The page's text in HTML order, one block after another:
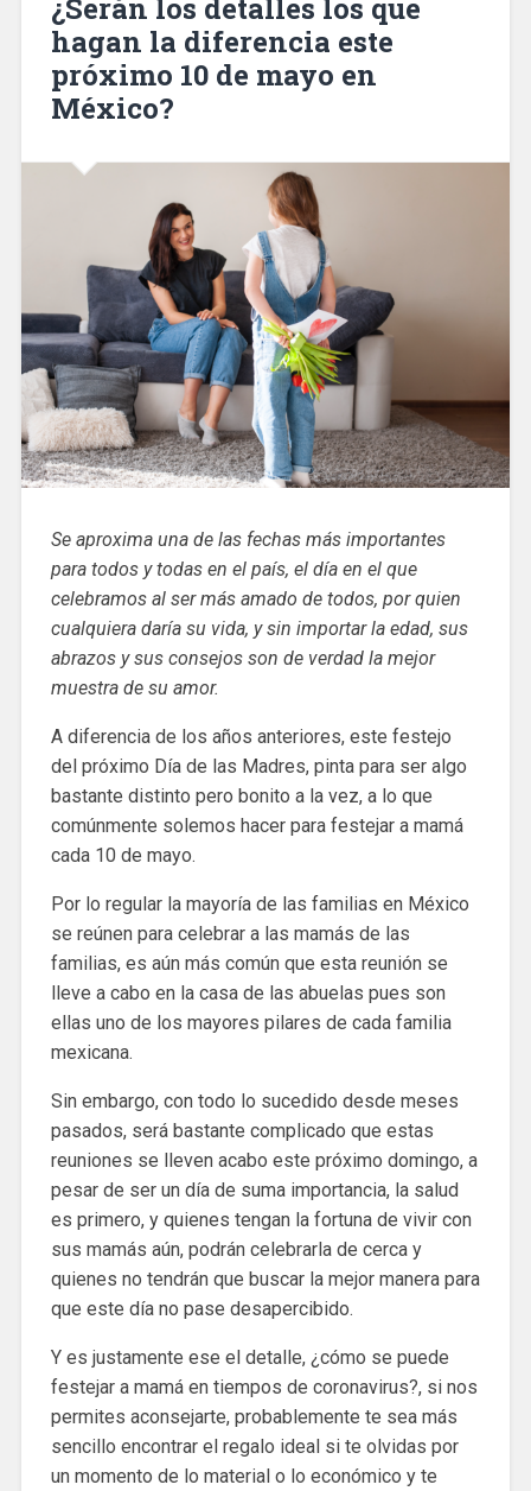
¿Serán los detalles los que
hagan la diferencia este
próximo 10 de mayo en
México?
Se aproxima una de las fechas más importantes
para todos y todas en el país, el día en el que
celebramos al ser más amado de todos, por quien
cualquiera daría su vida, y sin importar la edad, sus
abrazos y sus consejos son de verdad la mejor
muestra de su amor.
A diferencia de los años anteriores, este festejo
del próximo Día de las Madres, pinta para ser algo
bastante distinto pero bonito a la vez, a lo que
comúnmente solemos hacer para festejar a mamá
cada 10 de mayo.
Por lo regular la mayoría de las familias en México
se reúnen para celebrar a las mamás de las
familias, es aún más común que esta reunión se
lleve a cabo en la casa de las abuelas pues son
ellas uno de los mayores pilares de cada familia
mexicana.
Sin embargo, con todo lo sucedido desde meses
pasados, será bastante complicado que estas
reuniones se lleven acabo este próximo domingo, a
pesar de ser un día de suma importancia, la salud
es primero, y quienes tengan la fortuna de vivir con
sus mamás aún, podrán celebrarla de cerca y
quienes no tendrán que buscar la mejor manera para
que este día no pase desapercibido.
Y es justamente ese el detalle, ¿cómo se puede
festejar a mamá en tiempos de coronavirus?, si nos
permites aconsejarte, probablemente te sea más
sencillo encontrar el regalo ideal si te olvidas por
un momento de lo material o lo económico y te